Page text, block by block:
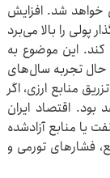
خواهد شد. افزایش
پولی را بالا می‌برد
کند. این موضوع به
حال تجربه سال‌های
منابع ارزی، اگر
بود. اقتصاد ایران
یا منابع آزادشده
فشارهای تورمی و